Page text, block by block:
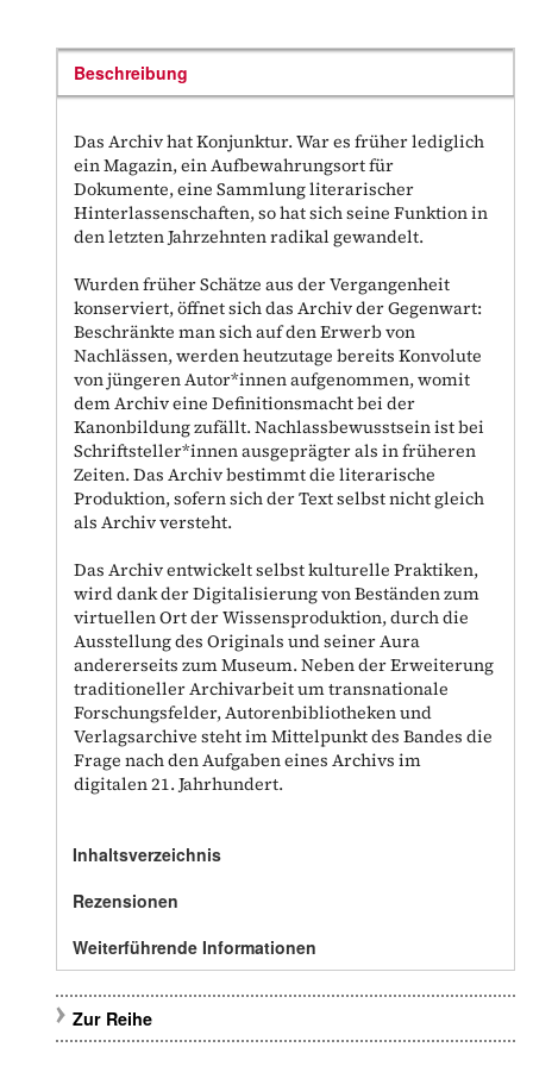
Beschreibung
Das Archiv hat Konjunktur. War es früher lediglich
ein Magazin, ein Aufbewahrungsort für
Dokumente, eine Sammlung literarischer
Hinterlassenschaften, so hat sich seine Funktion in
den letzten Jahrzehnten radikal gewandelt.
Wurden früher Schätze aus der Vergangenheit
konserviert, öffnet sich das Archiv der Gegenwart:
Beschränkte man sich auf den Erwerb von
Nachlässen, werden heutzutage bereits Konvolute
von jüngeren Autor*innen aufgenommen, womit
dem Archiv eine Definitionsmacht bei der
Kanonbildung zufällt. Nachlassbewusstsein ist bei
Schriftsteller*innen ausgeprägter als in früheren
Zeiten. Das Archiv bestimmt die literarische
Produktion, sofern sich der Text selbst nicht gleich
als Archiv versteht.
Das Archiv entwickelt selbst kulturelle Praktiken,
wird dank der Digitalisierung von Beständen zum
virtuellen Ort der Wissensproduktion, durch die
Ausstellung des Originals und seiner Aura
andererseits zum Museum. Neben der Erweiterung
traditioneller Archivarbeit um transnationale
Forschungsfelder, Autorenbibliotheken und
Verlagsarchive steht im Mittelpunkt des Bandes die
Frage nach den Aufgaben eines Archivs im
digitalen 21. Jahrhundert.
Inhaltsverzeichnis
Rezensionen
Weiterführende Informationen
Zur Reihe